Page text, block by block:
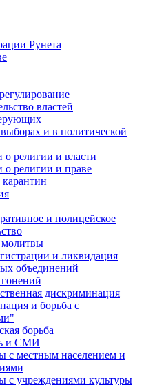
Рунета
властей
и в политической
о религии и власти
о религии и праве
и полицейское
молитвы
и ликвидация
объединений
дискриминация
и борьба с
борьба
и СМИ
с местным населением и
с учреждениями культуры